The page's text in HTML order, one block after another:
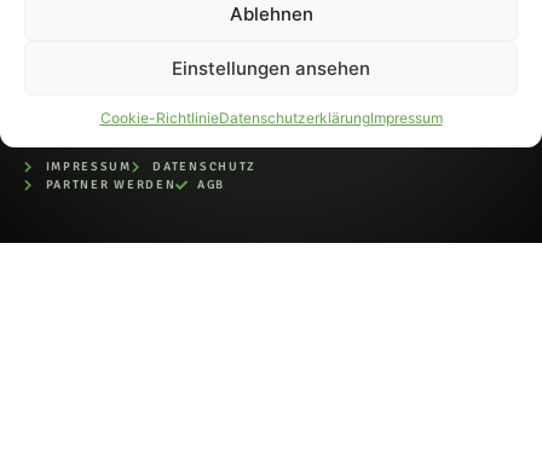
Ablehnen
Einstellungen ansehen
Cookie-RichtlinieDatenschutzerklärungImpressum
IMPRESSUM
DATENSCHUTZ
PARTNER WERDEN
AGB